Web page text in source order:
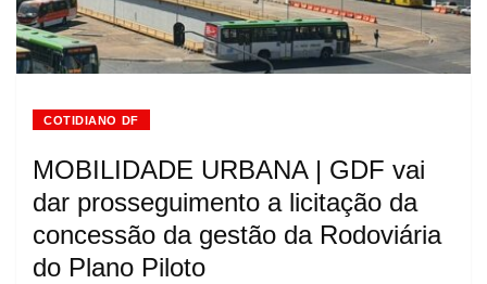
COTIDIANO DF
MOBILIDADE URBANA | GDF vai
dar prosseguimento a licitação da
concessão da gestão da Rodoviária
do Plano Piloto